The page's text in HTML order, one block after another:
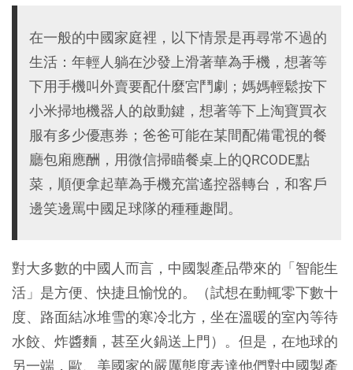
在一般的中國家庭裡，以下情景是再尋常不過的
生活：年輕人躺在沙發上滑著華為手機，想著等
下用手機叫外賣要配什麼宮鬥劇；媽媽輕鬆按下
小米掃地機器人的啟動鍵，想著等下上淘寶買衣
服有多少優惠券；爸爸可能在某間配備電視的餐
廳包廂應酬，用微信掃瞄餐桌上的QRCODE點
菜，順便拿起華為手機充當遙控器轉台，和客戶
邊笑邊罵中國足球隊的種種趣聞。
對大多數的中國人而言，中國製產品帶來的「智能生
活」是方便、快捷且愉悅的。（試想在動輒零下數十
度、路面結冰堆雪的寒冷北方，坐在溫暖的室內等待
水餃、炸醬麵，甚至火鍋送上門）。但是，在地球的
另一端，歐、美國家的嚴厲態度表達他們對中國製產